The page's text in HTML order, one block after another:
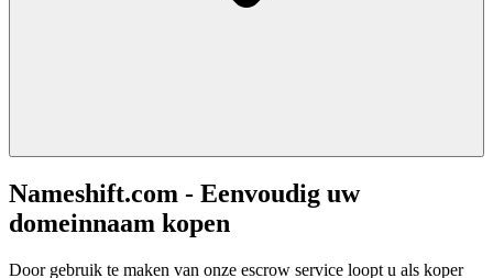
Nameshift.com - Eenvoudig uw
domeinnaam kopen
Door gebruik te maken van onze escrow service loopt u als koper